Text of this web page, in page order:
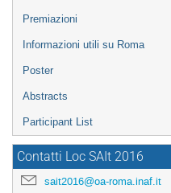
Premiazioni
Informazioni utili su Roma
Poster
Abstracts
Participant List
Contatti Loc SAIt 2016
sait2016@oa-roma.inaf.it